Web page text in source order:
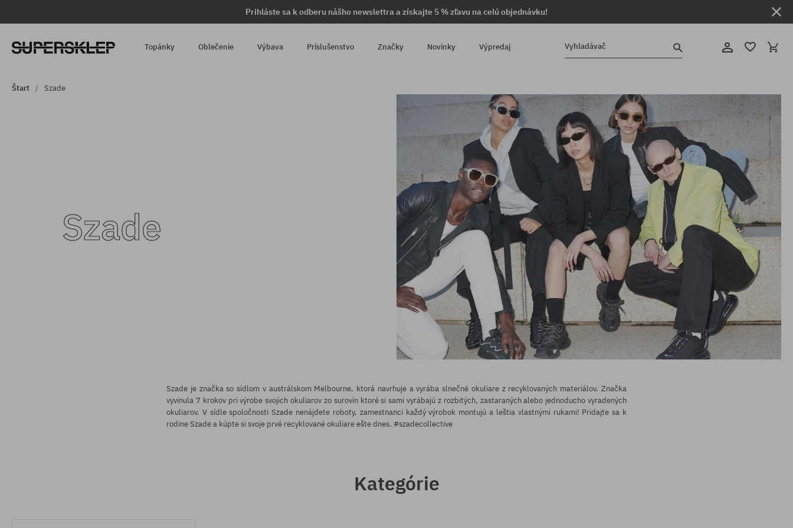
Prihláste sa k odberu nášho newslettra a získajte 5 % zľavu na celú objednávku!
Topánky Oblečenie Výbava Príslušenstvo Značky Novinky Výpredaj Vyhladávač
Štart Szade
Szade
Szade je značka so sídlom v austrálskom Melbourne, ktorá navrhuje a vyrába slnečné okuliare z recyklovaných materiálov. Značka
vyvinula 7 krokov pri výrobe svojich okuliarov zo surovín ktoré si sami vyrábajú z rozbitých, zastaraných alebo jednoducho vyradených
okuliarov. V sídle spoločnosti Szade nenájdete roboty, zamestnanci každý výrobok montujú a leštia vlastnými rukami! Pridajte sa k
rodine Szade a kúpte si svoje prvé recyklované okuliare ešte dnes. #szadecollective
Kategórie